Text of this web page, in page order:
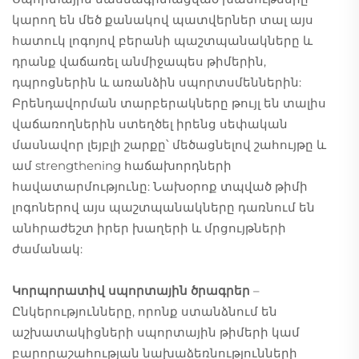
կարող են մեծ քանակով պատվերներ տալ այս
հատուկ լոգոյով բերանի պաշտպանակները և
դրանք վաճառել անմիջապես թիմերին,
դպրոցներին և առանձին սպորտսմեններին:
Բրենդավորման տարբերակները թույլ են տալիս
վաճառողներին ստեղծել իրենց սեփական
մասնավոր լեյբլի շարքը՝ մեծացնելով շահույթը և
ամ strengthening հաճախորդների
հավատարմությունը: Նախօրոք տպված թիմի
լոգոներով այս պաշտպանակները դառնում են
անհրաժեշտ իրեր խաղերի և մրցույթների
ժամանակ:
Կորպորատիվ սպորտային ծրագրեր –
Ընկերությունները, որոնք ստանձնում են
աշխատակիցների սպորտային թիմերի կամ
բարորաշահության նախաձեռնությունների